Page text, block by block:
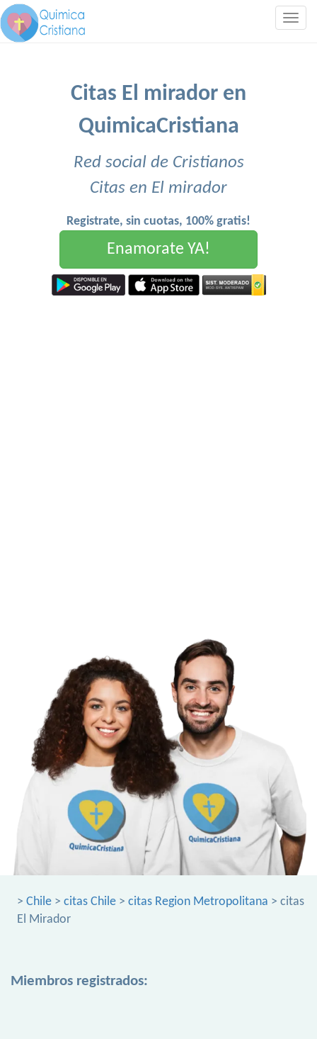
Citas El mirador en
QuimicaCristiana
Red social de Cristianos
Citas en El mirador
Registrate, sin cuotas, 100% gratis!
Enamorate YA!
> Chile > citas Chile > citas Region Metropolitana > citas
El Mirador
Miembros registrados: